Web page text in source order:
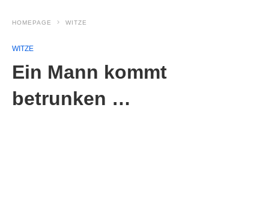
HOMEPAGE WITZE
WITZE
Ein Mann kommt
betrunken …